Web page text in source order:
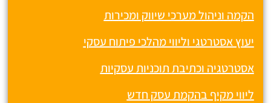
הקמה וניהול מערכי שיווק ומכירות
יעוץ אסטרטגי וליווי מהלכי פיתוח עסקי
אסטרטגיה וכתיבת תוכניות עסקיות
ליווי מקיף בהקמת עסק חדש